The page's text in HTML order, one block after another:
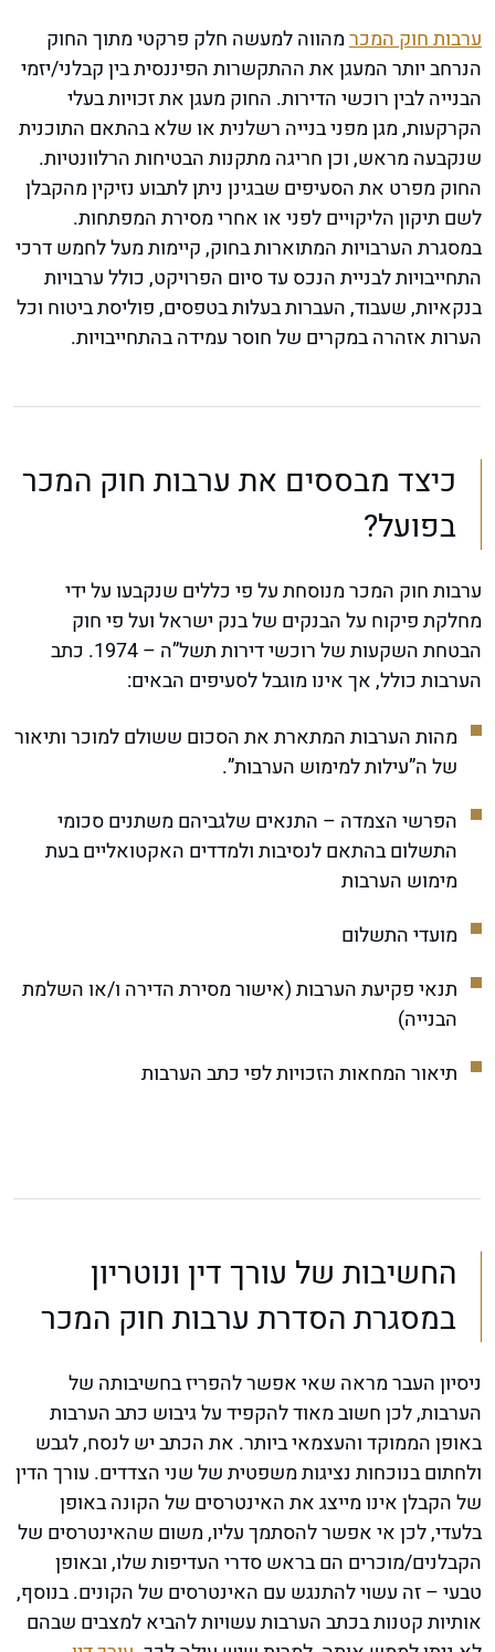
ערבות חוק המכרמהווה למעשה חלק פרקטי מתוך החוק
הנרחב יותר המעגן את ההתקשרות הפיננסית בין קבלני/יזמי
הבנייה לבין רוכשי הדירות. החוק מעגן את זכויות בעלי
הקרקעות, מגן מפני בנייה רשלנית או שלא בהתאם התוכנית
שנקבעה מראש, וכן חריגה מתקנות הבטיחות הרלוונטיות.
החוק מפרט את הסעיפים שבגינן ניתן לתבוע נזיקין מהקבלן
לשם תיקון הליקויים לפני או אחרי מסירת המפתחות.
במסגרת הערבויות המתוארות בחוק, קיימות מעל לחמש דרכי
התחייבויות לבניית הנכס עד סיום הפרויקט, כולל ערבויות
בנקאיות, שעבוד, העברות בעלות בטפסים, פוליסת ביטוח וכל
הערות אזהרה במקרים של חוסר עמידה בהתחייבויות.
כיצד מבססים את ערבות חוק המכר
בפועל?
ערבות חוק המכר מנוסחת על פי כללים שנקבעו על ידי
מחלקת פיקוח על הבנקים של בנק ישראל ועל פי חוק
הבטחת השקעות של רוכשי דירות תשל”ה – 1974. כתב
הערבות כולל, אך אינו מוגבל לסעיפים הבאים:
מהות הערבות המתארת את הסכום ששולם למוכר ותיאור
של ה”עילות למימוש הערבות”.
הפרשי הצמדה – התנאים שלגביהם משתנים סכומי
התשלום בהתאם לנסיבות ולמדדים האקטואליים בעת
מימוש הערבות
מועדי התשלום
תנאי פקיעת הערבות (אישור מסירת הדירה ו/או השלמת
הבנייה)
תיאור המחאות הזכויות לפי כתב הערבות
החשיבות של עורך דין ונוטריון
במסגרת הסדרת ערבות חוק המכר
ניסיון העבר מראה שאי אפשר להפריז בחשיבותה של
הערבות, לכן חשוב מאוד להקפיד על גיבוש כתב הערבות
באופן הממוקד והעצמאי ביותר. את הכתב יש לנסח, לגבש
ולחתום בנוכחות נציגות משפטית של שני הצדדים. עורך הדין
של הקבלן אינו מייצג את האינטרסים של הקונה באופן
בלעדי, לכן אי אפשר להסתמך עליו, משום שהאינטרסים של
הקבלנים/מוכרים הם בראש סדרי העדיפות שלו, ובאופן
טבעי – זה עשוי להתנגש עם האינטרסים של הקונים. בנוסף,
אותיות קטנות בכתב הערבות עשויות להביא למצבים שבהם